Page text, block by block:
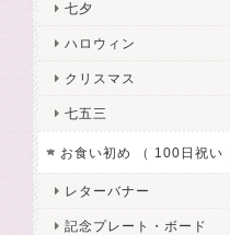
七夕
ハロウィン
クリスマス
七五三
お食い初め （ 100日祝い
レターバナー
記念プレート・ボード